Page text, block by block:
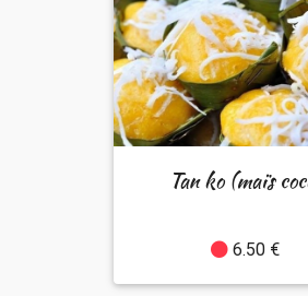
Tan ko (maïs
6.50 €